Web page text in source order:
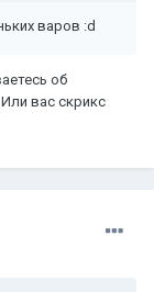
варов :d
об
вас скрикс